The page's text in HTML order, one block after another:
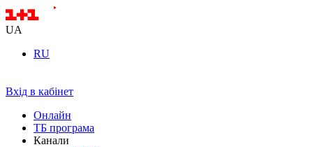
UA
RU
Вхід в кабінет
Онлайн
ТБ програма
Канали